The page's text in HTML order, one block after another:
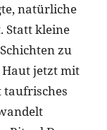
natürliche
Statt kleine
zu
jetzt mit
taufrisches